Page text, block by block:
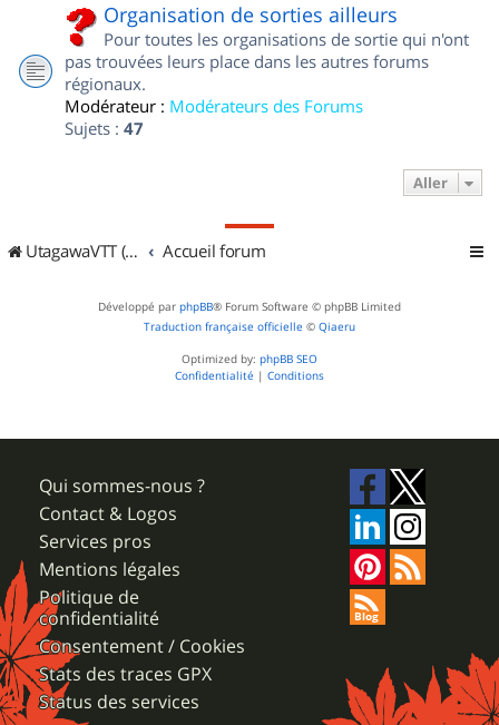
Organisation de sorties ailleurs
Pour toutes les organisations de sortie qui n'ont
pas trouvées leurs place dans les autres forums
régionaux.
Modérateur : Modérateurs des Forums
Sujets : 47
Aller
UtagawaVTT (Randos VTT et VTTAE avec traces GPS) Accueil forum
Développé par phpBB® Forum Software © phpBB Limited
Traduction française officielle © Qiaeru
Optimized by: phpBB SEO
Confidentialité | Conditions
Qui sommes-nous ?
Contact & Logos
Services pros
Mentions légales
Politique de
confidentialité
Consentement / Cookies
Stats des traces GPX
Status des services